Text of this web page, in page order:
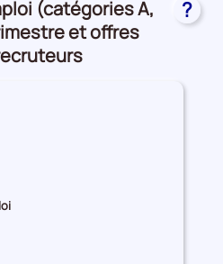
(catégories A,
et offres
?